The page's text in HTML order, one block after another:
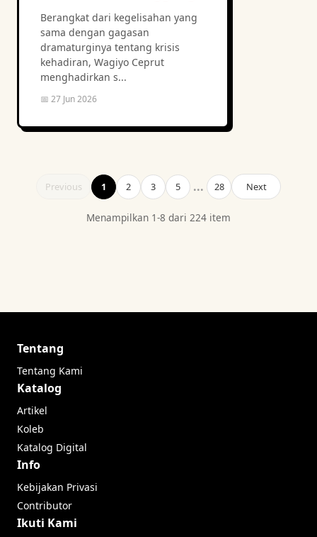
Berangkat dari kegelisahan yang
sama dengan gagasan
dramaturginya tentang krisis
kehadiran, Wagiyo Ceprut
menghadirkan s...
📅 27 Jun 2026
Previous 1 2 3 5 ... 28 Next
Menampilkan 1-8 dari 224 item
Tentang
Tentang Kami
Katalog
Artikel
Koleb
Katalog Digital
Info
Kebijakan Privasi
Contributor
Ikuti Kami